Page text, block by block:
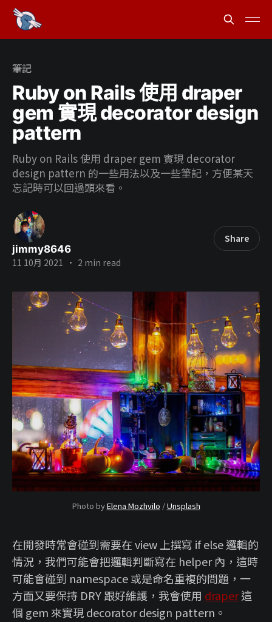
筆記
Ruby on Rails 使用 draper
gem 實現 decorator design
pattern
Ruby on Rails 使用 draper gem 實現 decorator
design pattern 的一些用法以及一些筆記，方便某天
忘記時可以回過頭來看。
jimmy8646
11 10月 2021 • 2 min read
Share
Photo byElena Mozhvilo /Unsplash
在開發時常會碰到需要在 view 上撰寫 if else 邏輯的
情況，我們可能會把邏輯判斷寫在 helper 內，這時
可能會碰到 namespace 或是命名重複的問題，一
方面又要保持 DRY 跟好維護，我會使用 draper這
個 gem 來實現 decorator design pattern。